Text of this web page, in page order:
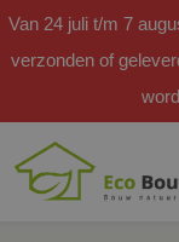
Van 24 juli t/m 7
verzonden of